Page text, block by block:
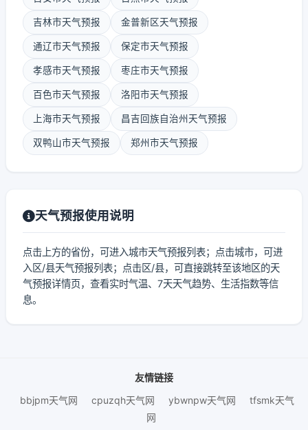
吉林市天气预报 金普新区天气预报
通辽市天气预报 保定市天气预报
孝感市天气预报 枣庄市天气预报
百色市天气预报 洛阳市天气预报
上海市天气预报 昌吉回族自治州天气预报
双鸭山市天气预报 郑州市天气预报
天气预报使用说明
点击上方的省份，可进入城市天气预报列表；点击城市，可进
入区/县天气预报列表；点击区/县，可直接跳转至该地区的天
气预报详情页，查看实时气温、7天天气趋势、生活指数等信
息。
友情链接
bbjpm天气网
cpuzqh天气网 ybwnpw天气网
tfsmk天气
网